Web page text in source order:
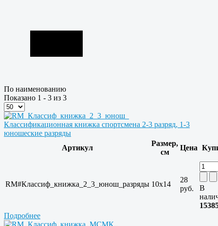
По наименованию
Показано 1 - 3 из 3
Классификационная книжка спортсмена 2-3 разряд, 1-3
юношеские разряды
Артикул
Размер,
см
Цена
RM#Классиф_книжка_2_3_юнош_разряды 10x14
28
руб.
В
Подробнее